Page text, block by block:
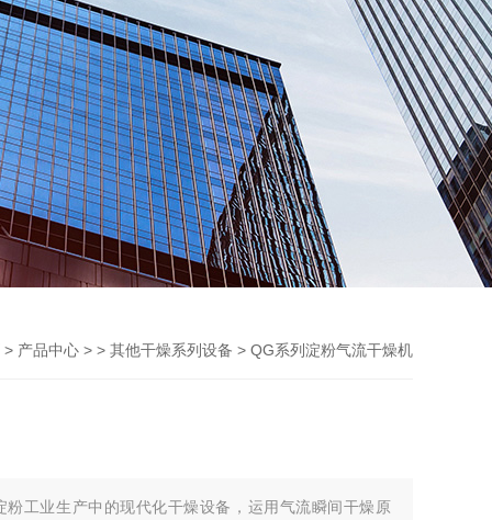
> 产品中心 > > 其他干燥系列设备 > QG系列淀粉气流干燥机
粉工业生产中的现代化干燥设备，运用气流瞬间干燥原